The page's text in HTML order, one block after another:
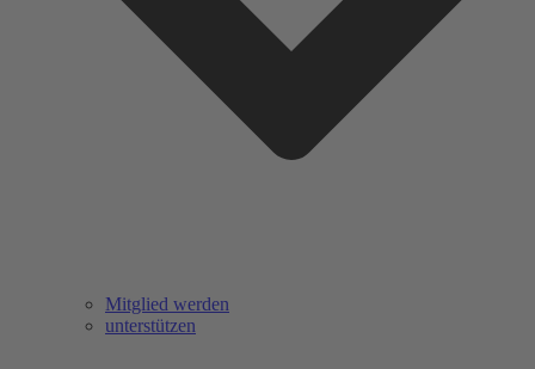
Mitglied werden
unterstützen